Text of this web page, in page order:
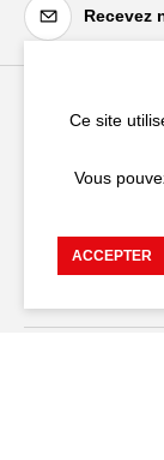
Recevez
Festival
20 rue du Portail
+33 (0)4 90 27
Ce site
Vous
ACCEPTER